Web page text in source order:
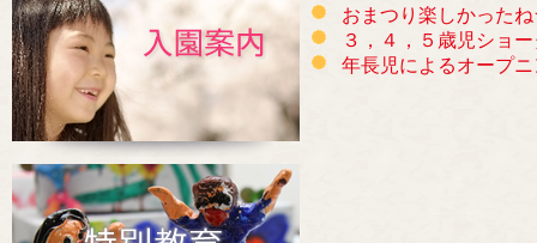
おまつり楽しかった
３，４，５歳児ショ
年長児によるオープ